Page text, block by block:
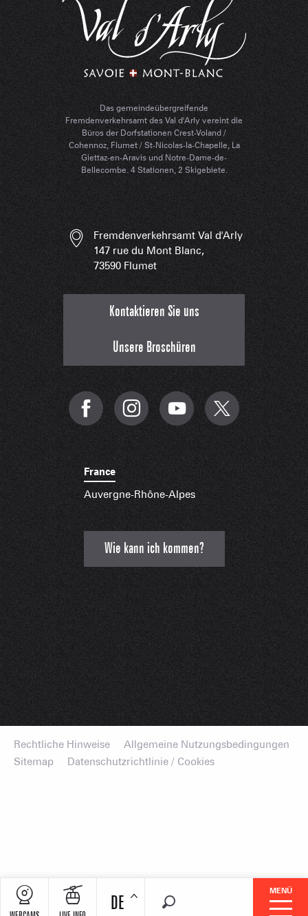
MENÜ
Suche
DE
Das gemeindeübergreifende
Fremdenverkehrsamt des Val d'Arly vereint die
Büros der Dorfstationen Crest-Voland /
Cohennoz, Flumet / St-Nicolas-la-Chapelle, La
Giettaz-en-Aravis und Notre-Dame-de-
Bellecombe. 4 Stationen, 2 Skigebiete.
Fremdenverkehrsamt Val d'Arly
147 rue du Mont Blanc,
73590 Flumet
Kontaktieren Sie uns
Unsere Broschüren
France
Auvergne-Rhône-Alpes
Wie kann ich kommen?
Rechtliche Hinweise
Allgemeine Nutzungsbedingungen
Sitemap
Datenschutzrichtlinie / Cookies